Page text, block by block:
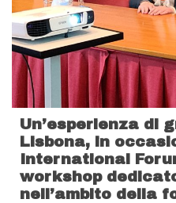
Un’esperienza di
Lisbona, in
International
workshop
nell’ambito della